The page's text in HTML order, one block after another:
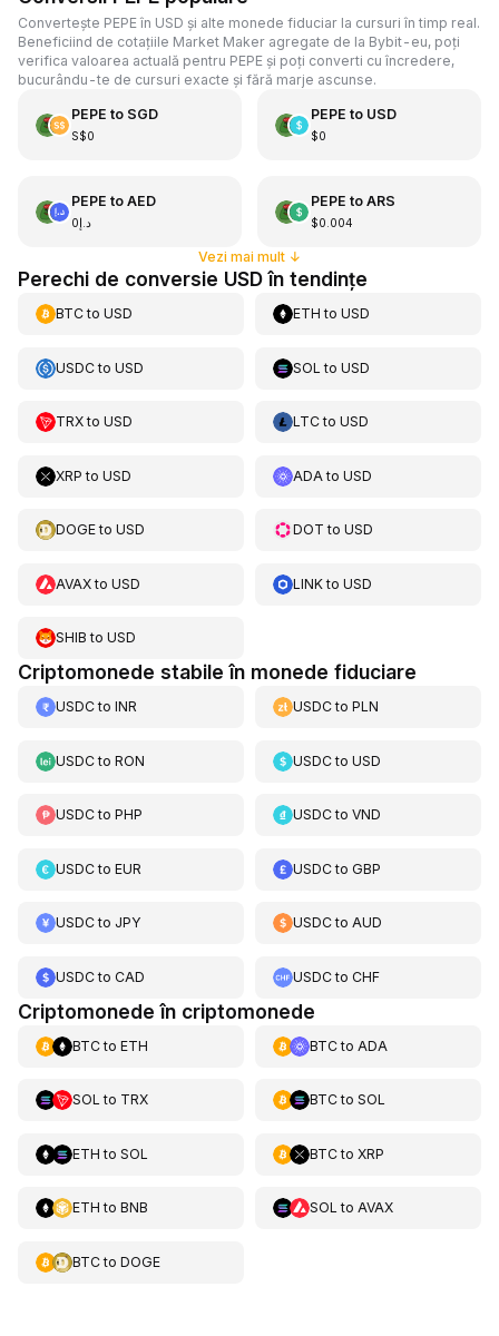
Convertește PEPE în USD și alte monede fiduciar la cursuri în timp real.
Beneficiind de cotațiile Market Maker agregate de la Bybit-eu, poți
verifica valoarea actuală pentru PEPE și poți converti cu încredere,
bucurându-te de cursuri exacte și fără marje ascunse.
PEPE to SGD
S$0
PEPE to USD
$0
PEPE to AED
د.إ0
PEPE to ARS
$0.004
Vezi mai mult↓
Perechi de conversie USD în tendințe
BTCto USD ETH toUSD
USDCto USD SOL toUSD
TRXto USD LTCtoUSD
XRP to USD ADA toUSD
DOGEto USD DOT toUSD
AVAXto USD LINKtoUSD
SHIB to USD
Criptomonede stabile în monede fiduciare
USDCto INR USDCtoPLN
USDCto RON USDCtoUSD
USDCto PHP USDCtoVND
USDCto EUR USDCtoGBP
USDCto JPY USDCtoAUD
USDCto CAD USDCtoCHF
Criptomonede în criptomonede
BTCto ETH BTCto ADA
SOL to TRX BTCto SOL
ETH to SOL BTCto XRP
ETH to BNB SOL to AVAX
BTCto DOGE